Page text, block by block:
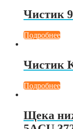
Чистик
Подробнее
Чистик
Подробнее
Щека